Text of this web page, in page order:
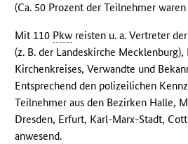
(Ca. 50 Prozent der Teilnehmer
Mit 110 Pkw reisten u. a. Vertreter
(z. B. der Landeskirche Mecklenburg),
Kirchenkreises, Verwandte und
Entsprechend den polizeilichen
Teilnehmer aus den Bezirken Halle,
Dresden, Erfurt, Karl-Marx-Stadt,
anwesend.